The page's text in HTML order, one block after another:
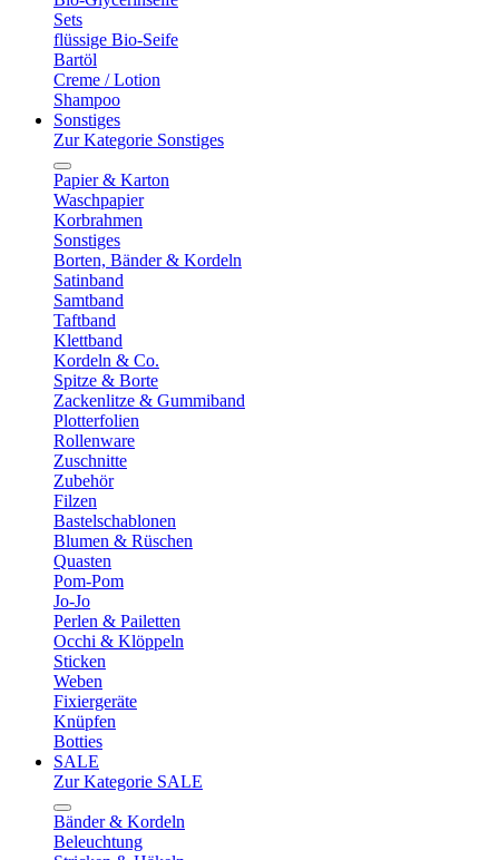
Sets
flüssige Bio-Seife
Bartöl
Creme / Lotion
Shampoo
Sonstiges
Zur Kategorie Sonstiges
Papier & Karton
Waschpapier
Korbrahmen
Sonstiges
Borten, Bänder & Kordeln
Satinband
Samtband
Taftband
Klettband
Kordeln & Co.
Spitze & Borte
Zackenlitze & Gummiband
Plotterfolien
Rollenware
Zuschnitte
Zubehör
Filzen
Bastelschablonen
Blumen & Rüschen
Quasten
Pom-Pom
Jo-Jo
Perlen & Pailetten
Occhi & Klöppeln
Sticken
Weben
Fixiergeräte
Knüpfen
Botties
SALE
Zur Kategorie SALE
Bänder & Kordeln
Beleuchtung